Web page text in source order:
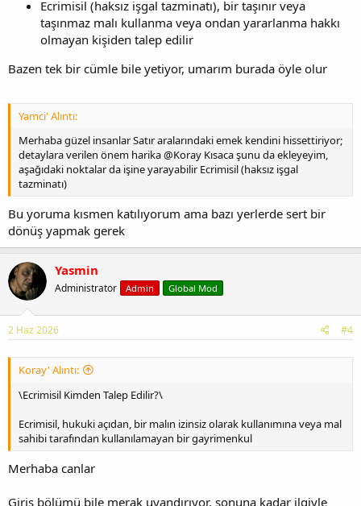
Ecrimisil (haksız işgal tazminatı), bir taşınır veya
taşınmaz malı kullanma veya ondan yararlanma hakkı
olmayan kişiden talep edilir
Bazen tek bir cümle bile yetiyor, umarım burada öyle olur
Yamci' Alıntı:
Merhaba güzel insanlar Satır aralarındaki emek kendini hissettiriyor;
detaylara verilen önem harika @Koray Kısaca şunu da ekleyeyim,
aşağıdaki noktalar da işine yarayabilir Ecrimisil (haksız işgal
tazminatı)
Bu yoruma kısmen katılıyorum ama bazı yerlerde sert bir
dönüş yapmak gerek
Yasmin
Administrator Admin Global Mod
2 Haz 2026 #4
Koray' Alıntı:
\Ecrimisil Kimden Talep Edilir?\
Ecrimisil, hukuki açıdan, bir malın izinsiz olarak kullanımına veya mal
sahibi tarafından kullanılamayan bir gayrimenkul
Merhaba canlar
Giriş bölümü bile merak uyandırıyor, sonuna kadar ilgiyle